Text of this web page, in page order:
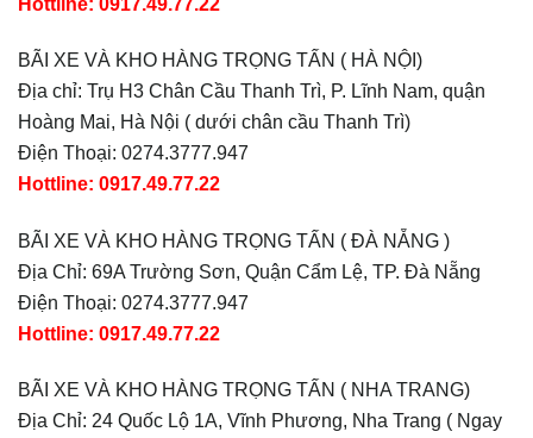
BÃI XE VÀ KHO HÀNG TRỌNG TẤN ( HÀ NỘI)
Địa chỉ: Trụ H3 Chân Cầu Thanh Trì, P. Lĩnh Nam, quận
Hoàng Mai, Hà Nội ( dưới chân cầu Thanh Trì)
Điện Thoại: 0274.3777.947
Hottline: 0917.49.77.22
BÃI XE VÀ KHO HÀNG TRỌNG TẤN ( ĐÀ NẴNG )
Địa Chỉ: 69A Trường Sơn, Quận Cẩm Lệ, TP. Đà Nẵng
Điện Thoại: 0274.3777.947
Hottline: 0917.49.77.22
BÃI XE VÀ KHO HÀNG TRỌNG TẤN ( NHA TRANG)
Địa Chỉ: 24 Quốc Lộ 1A, Vĩnh Phương, Nha Trang ( Ngay